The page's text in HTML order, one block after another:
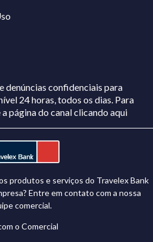
denúncias confidenciais para
24 horas, todos os dias. Para
página do canalclicando aqui
produtos e serviços do Travelex Bank
Entre em contato com a nossa
comercial.
o Comercial